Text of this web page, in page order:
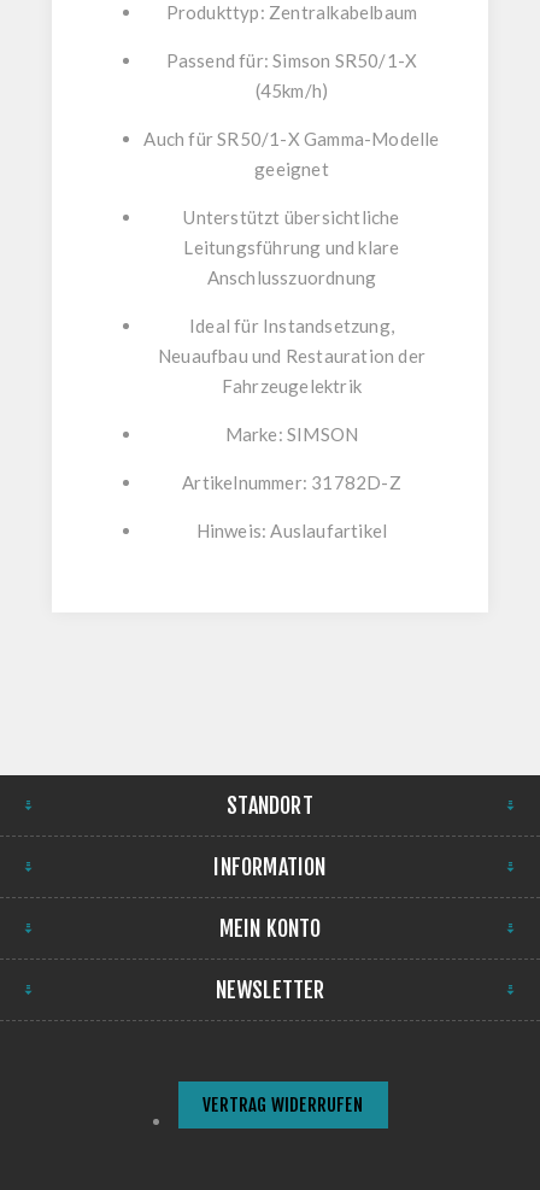
Produkttyp: Zentralkabelbaum
Passend für:Simson SR50/1-X
(45km/h)
Auch für SR50/1-X Gamma-Modelle
geeignet
Unterstützt übersichtliche
Leitungsführung und klare
Anschlusszuordnung
Ideal für Instandsetzung,
Neuaufbau und Restauration der
Fahrzeugelektrik
Marke:SIMSON
Artikelnummer: 31782D-Z
Hinweis:Auslaufartikel
STANDORT
INFORMATION
MEIN KONTO
NEWSLETTER
VERTRAG WIDERRUFEN